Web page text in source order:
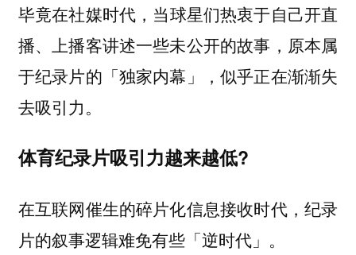
毕竟在社媒时代， 当球星们热衷于自己开直
播、上播客讲述一些未公开的故事，原本属
于纪录片的「独家内幕」，似乎正在渐渐失
去吸引力。
体育纪录片吸引力越来越低?
在互联网催生的碎片化信息接收时代，纪录
片的叙事逻辑难免有些「逆时代」。